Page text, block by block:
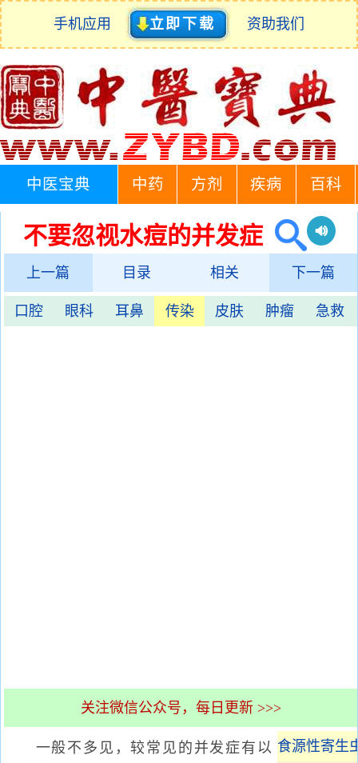
手机应用 立即下载 资助我们
中医宝典 中药 方剂 疾病 百科
不要忽视水痘的并发症
上一篇 目录 相关 下一篇
口腔 眼科 耳鼻 传染 皮肤 肿瘤 急救
关注微信公众号，每日更新 >>>
食源性寄生
一般不多见，较常见的并发症有以